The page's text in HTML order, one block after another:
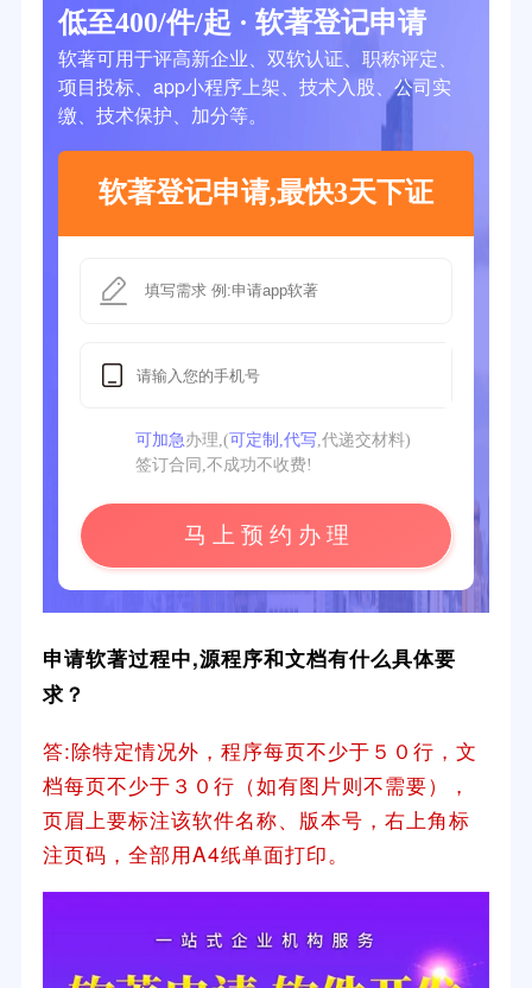
低至400/件/起 · 软著登记申请
软著可用于评高新企业、双软认证、职称评定、
项目投标、app小程序上架、技术入股、公司实
缴、技术保护、加分等。
软著登记申请,最快3天下证
可加急办理,(可定制,代写 ,代递交材料)
签订合同,不成功不收费!
马 上 预 约 办 理
申请软著过程中,源程序和文档有什么具体要
求？
答:除特定情况外，程序每页不少于５０行，文
档每页不少于３０行（如有图片则不需要），
页眉上要标注该软件名称、版本号，右上角标
注页码，全部用A4纸单面打印。